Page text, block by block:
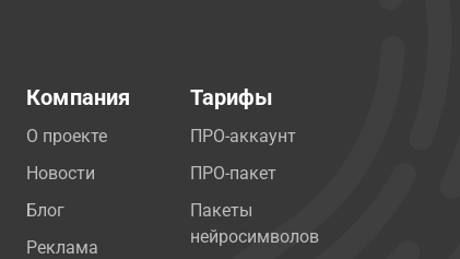
Компания
О проекте
Новости
Блог
Реклама
Тарифы
ПРО-аккаунт
ПРО-пакет
Пакеты
нейросимволов